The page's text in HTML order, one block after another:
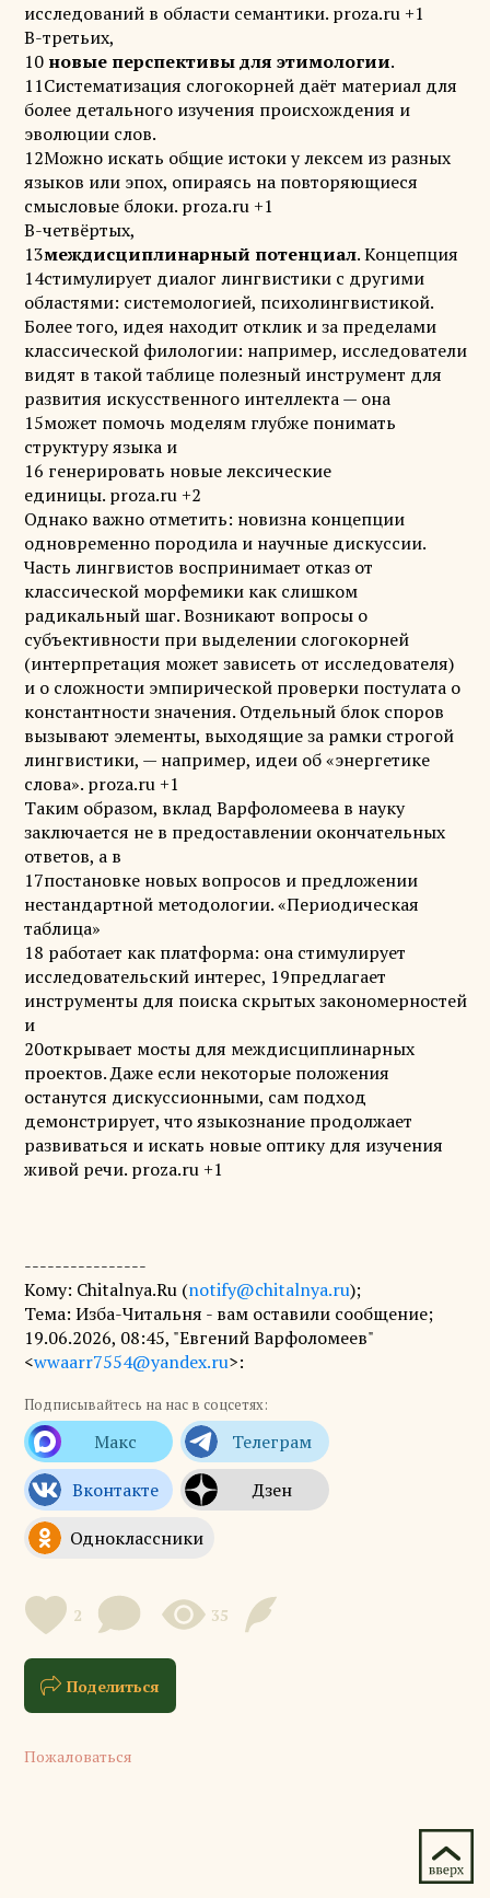
исследований в области семантики. proza.ru +1
В-третьих,
10 новые перспективы для этимологии.
11Систематизация слогокорней даёт материал для
более детального изучения происхождения и
эволюции слов.
12Можно искать общие истоки у лексем из разных
языков или эпох, опираясь на повторяющиеся
смысловые блоки. proza.ru +1
В-четвёртых,
13междисциплинарный потенциал. Концепция
14стимулирует диалог лингвистики с другими
областями: системологией, психолингвистикой.
Более того, идея находит отклик и за пределами
классической филологии: например, исследователи
видят в такой таблице полезный инструмент для
развития искусственного интеллекта — она
15может помочь моделям глубже понимать
структуру языка и
16 генерировать новые лексические
единицы. proza.ru +2
Однако важно отметить: новизна концепции
одновременно породила и научные дискуссии.
Часть лингвистов воспринимает отказ от
классической морфемики как слишком
радикальный шаг. Возникают вопросы о
субъективности при выделении слогокорней
(интерпретация может зависеть от исследователя)
и о сложности эмпирической проверки постулата о
константности значения. Отдельный блок споров
вызывают элементы, выходящие за рамки строгой
лингвистики, — например, идеи об «энергетике
слова». proza.ru +1
Таким образом, вклад Варфоломеева в науку
заключается не в предоставлении окончательных
ответов, а в
17постановке новых вопросов и предложении
нестандартной методологии. «Периодическая
таблица»
18 работает как платформа: она стимулирует
исследовательский интерес, 19предлагает
инструменты для поиска скрытых закономерностей
и
20открывает мосты для междисциплинарных
проектов. Даже если некоторые положения
останутся дискуссионными, сам подход
демонстрирует, что языкознание продолжает
развиваться и искать новые оптику для изучения
живой речи. proza.ru +1
----------------
Кому: Chitalnya.Ru (notify@chitalnya.ru);
Тема: Изба-Читальня - вам оставили сообщение;
19.06.2026, 08:45, "Евгений Варфоломеев"
<wwaarr7554@yandex.ru>:
Подписывайтесь на нас в соцсетях:
2 35
Поделиться
Пожаловаться